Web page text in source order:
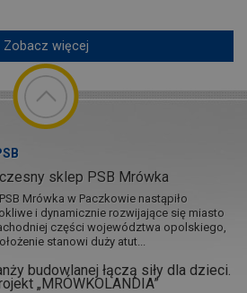
Zobacz więcej
sklep PSB Mrówka
Mrówka w Paczkowie nastąpiło
i dynamicznie rozwijające się miasto
części województwa opolskiego,
stanowi duży atut...
budowlanej łączą siły dla dzieci.
„MRÓWKOLANDIA”